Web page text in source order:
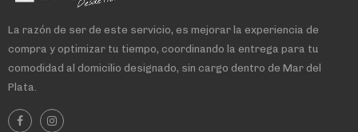
La razón de ser de este servicio, es mejorar la experiencia de
compra y optimizar tu tiempo, coordinando la entrega para tu
comodidad al domicilio designado, sin cargo dentro de Mar del
Plata.